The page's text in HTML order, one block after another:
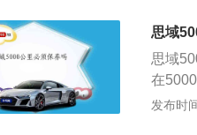
统、
目的
程，延
由驾驶
作状况
思域
思域
在
或公里
发布时